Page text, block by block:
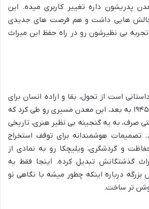
پدریشون داره تغییر کاربری میده. این
چالش هایی داشت و هم فرصت های جدیدی
بی نظیرشون رو در راه حفظ این میراث
است از تحول، بقا و اراده انسان برای
حفظ میراثش. از سال ۱۹۴۵ به بعد، این معدن مسیری رو طی کرد که
صرف، به یه گنجینه بی نظیر هنری، تاریخی
تصمیمات هوشمندانه برای توقف استخراج
و گردشگری، ویلیچکا رو به نمادی از
گذشتگانش تبدیل کرده. اینجا فقط یه
درباره اینکه چطور میشه با نگاهی نو
تر ساخت.